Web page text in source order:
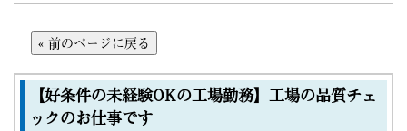
【好条件の未経験OKの工場勤務】工場の品質チェ
ックのお仕事です